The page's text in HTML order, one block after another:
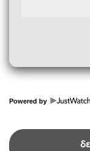
Powered by